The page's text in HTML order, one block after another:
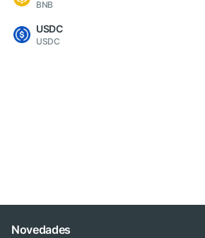
BNB
USDC
USDC
Novedades